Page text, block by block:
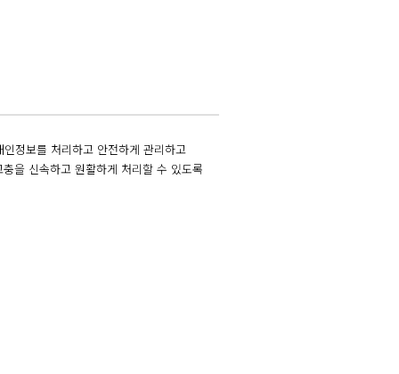
정보를 처리하고 안전하게 관리하고
을 신속하고 원활하게 처리할 수 있도록